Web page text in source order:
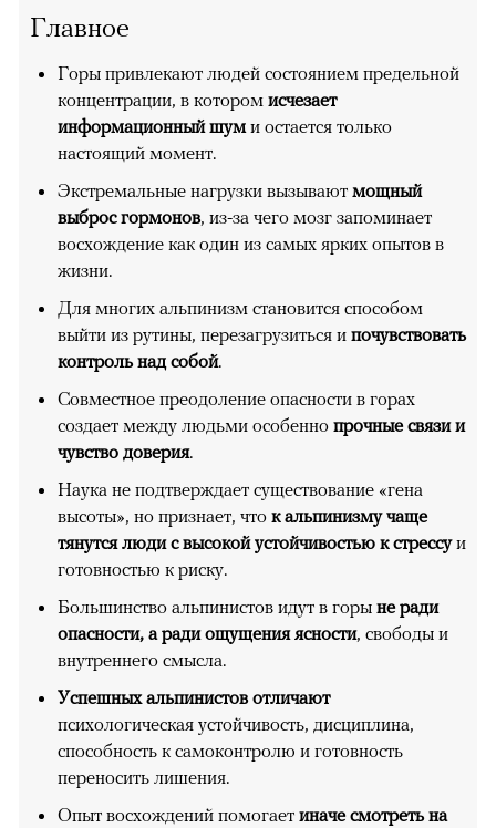
Главное
Горы привлекают людей состоянием предельной
концентрации, в котором исчезает
информационный шуми остается только
настоящий момент.
Экстремальные нагрузки вызывают мощный
выброс гормонов, из-за чего мозг запоминает
восхождение как один из самых ярких опытов в
жизни.
Для многих альпинизм становится способом
выйти из рутины, перезагрузиться и почувствовать
контроль над собой.
Совместное преодоление опасности в горах
создает между людьми особенно прочные связи и
чувство доверия.
Наука не подтверждает существование «гена
высоты», но признает, что к альпинизму чаще
тянутся люди с высокой устойчивостью к стрессуи
готовностью к риску.
Большинство альпинистов идут в горы не ради
опасности, а ради ощущения ясности, свободы и
внутреннего смысла.
Успешных альпинистов отличают
психологическая устойчивость, дисциплина,
способность к самоконтролю и готовность
переносить лишения.
Опыт восхождений помогает иначе смотреть на